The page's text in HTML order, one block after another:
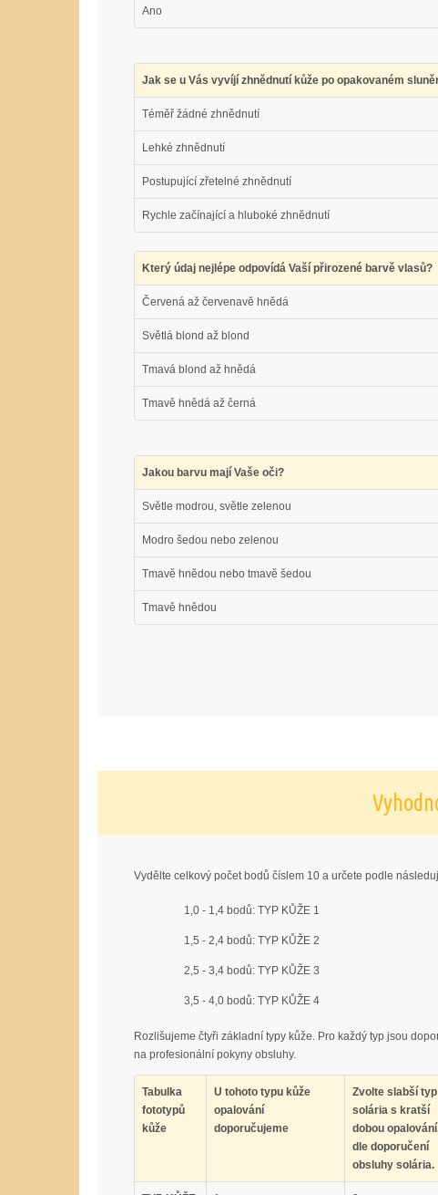
Ano
Jak se u Vás vyvíjí zhnědnutí kůže po opakovaném
Téměř žádné zhnědnutí
Lehké zhnědnutí
Postupující zřetelné zhnědnutí
Rychle začínající a hluboké zhnědnutí
Který údaj nejlépe odpovídá Vaší přirozené barvě vlasů?
Červená až červenavě hnědá
Světlá blond až blond
Tmavá blond až hnědá
Tmavě hnědá až černá
Jakou barvu mají Vaše oči?
Světle modrou, světle zelenou
Modro šedou nebo zelenou
Tmavě hnědou nebo tmavě šedou
Tmavě hnědou
Vydělte celkový počet bodů číslem 10 a určete podle
1,0 - 1,4 bodů: TYP KŮŽE 1
1,5 - 2,4 bodů: TYP KŮŽE 2
2,5 - 3,4 bodů: TYP KŮŽE 3
3,5 - 4,0 bodů: TYP KŮŽE 4
Rozlišujeme čtyři základní typy kůže. Pro každý typ jsou
na profesionální pokyny obsluhy.
Tabulka
fototypů
kůže
U tohoto typu kůže
opalování
doporučujeme
Zvolte slabší typ
solária s kratší
dobou
dle doporučení
obsluhy solária.